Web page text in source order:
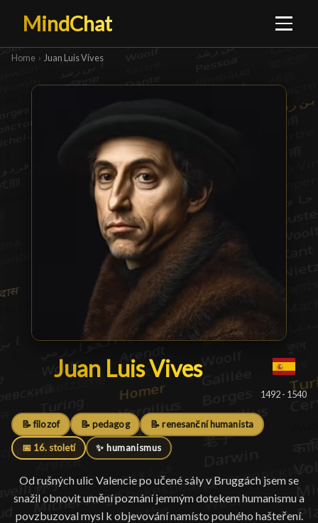
MindChat
Home › Juan Luis Vives
Juan Luis Vives
Juan Luis Vives█
1492 - 1540
📝 filozof 📝 pedagog 📝 renesanční humanista
📅 16. století ✨ humanismus
Od rušných ulic Valencie po učené sály v Bruggách jsem se
snažil obnovit umění poznání jemným dotekem humanismu a
povzbuzoval mysl k objevování namísto pouhého hašteření.